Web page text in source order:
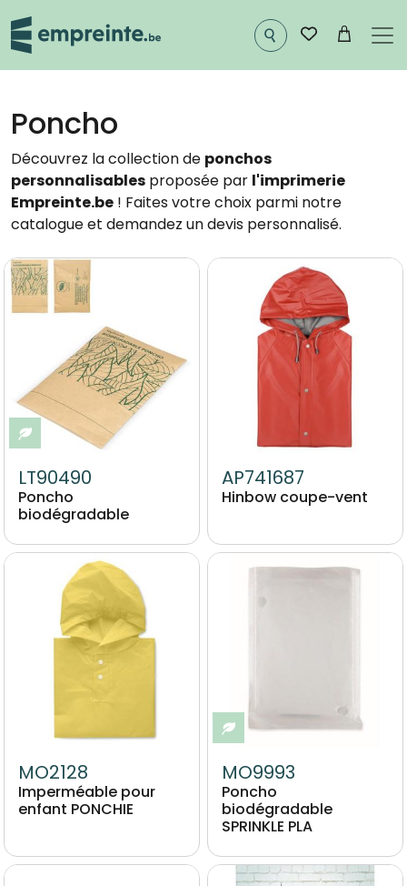
Poncho
Découvrez la collection de ponchos
personnalisables proposée par l'imprimerie
Empreinte.be ! Faites votre choix parmi notre
catalogue et demandez un devis personnalisé.
Image
Eco-responsable
LT90490
Poncho
biodégradable
Image
AP741687
Hinbow coupe-vent
Image
MO2128
Imperméable pour
enfant PONCHIE
Image
Eco-responsable
MO9993
Poncho
biodégradable
SPRINKLE PLA
Image Image